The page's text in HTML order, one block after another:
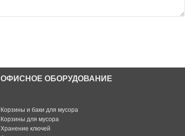
ОФИСНОЕ ОБОРУДОВАНИЕ
Корзины и баки для мусора
Корзины для мусора
Хранение ключей